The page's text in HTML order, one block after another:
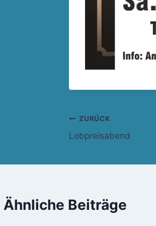
ZURÜCK
Lobpreisabend
Ähnliche Beiträge